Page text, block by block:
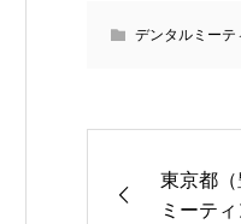
デンタルミーテ
東京都
ミーテ